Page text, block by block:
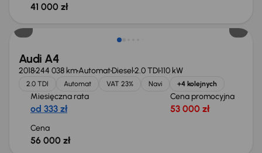
41 000 zł
Audi A4
2018244 038 kmAutomatDiesel2.0 TDI110 kW
2.0 TDI Automat VAT 23% Navi +4 kolejnych
Miesięczna rata
od 333 zł
Cena promocyjna
53 000 zł
Cena
56 000 zł
Taniej o 1 000 zł